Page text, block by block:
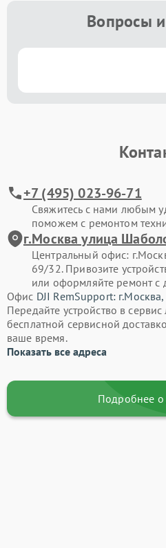
Вопросы
+7 (495) 023-96-71
Свяжитесь с нами любым
поможем с ремонтом
г.Москва улица
Центральный офис:
69/32. Привозите
или оформляйте ремонт с
Офис DJI RemSupport:
Передайте устройство в
бесплатной сервисной
ваше время.
Показать все адреса
Подробнее о